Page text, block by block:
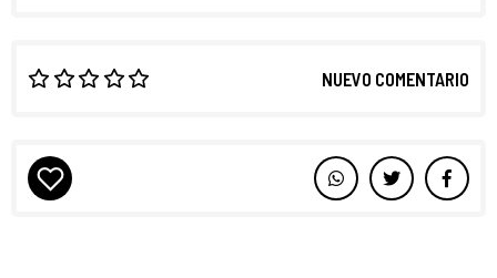
NUEVO COMENTARIO